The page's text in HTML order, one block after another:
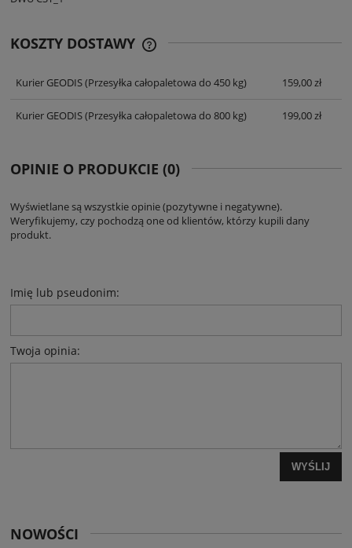
KOSZTY DOSTAWY
Kurier GEODIS(Przesyłka całopaletowa do 450 kg) 159,00 zł
Kurier GEODIS(Przesyłka całopaletowa do 800 kg) 199,00 zł
OPINIE O PRODUKCIE (0)
Wyświetlane są wszystkie opinie (pozytywne i negatywne).
Weryfikujemy, czy pochodzą one od klientów, którzy kupili dany
produkt.
Imię lub pseudonim:
Twoja opinia:
WYŚLIJ
NOWOŚCI